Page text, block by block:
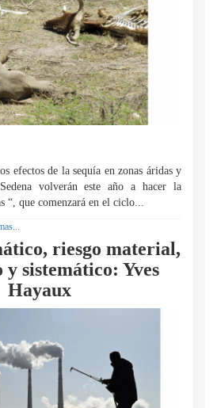
efectos de la sequía en zonas áridas y
volverán este año a hacer la
“, que comenzará en el ciclo...
riesgo material,
sistemático: Yves
Hayaux